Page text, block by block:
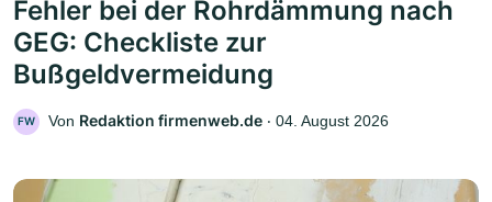
Fehler bei der Rohrdämmung nach
GEG: Checkliste zur
Bußgeldvermeidung
FW Von Redaktion firmenweb.de ‧ 04. August 2026